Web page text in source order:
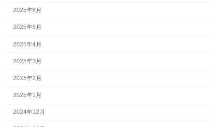
2025年6月
2025年5月
2025年4月
2025年3月
2025年2月
2025年1月
2024年12月